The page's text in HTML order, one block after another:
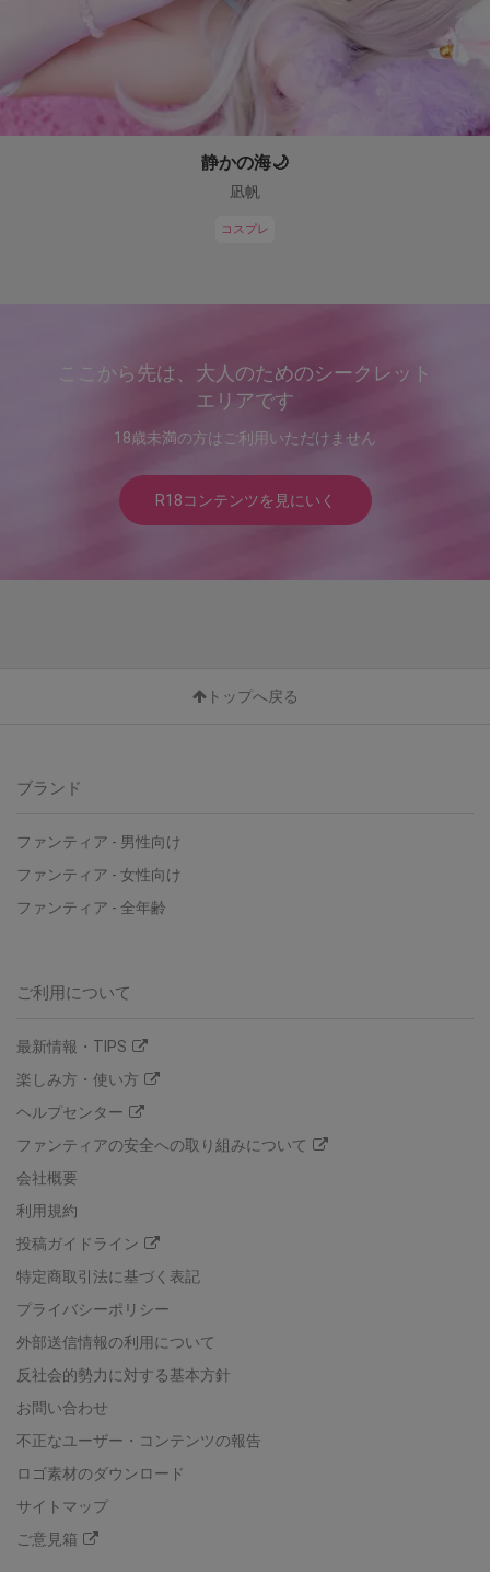
静かの海🌙
凪帆
コスプレ
ここから先は、大人のためのシークレット
エリアです
18歳未満の方はご利用いただけません
R18コンテンツを見にいく
トップへ戻る
ブランド
ファンティア - 男性向け
ファンティア - 女性向け
ファンティア - 全年齢
ご利用について
最新情報・TIPS
楽しみ方・使い方
ヘルプセンター
ファンティアの安全への取り組みについて
会社概要
利用規約
投稿ガイドライン
特定商取引法に基づく表記
プライバシーポリシー
外部送信情報の利用について
反社会的勢力に対する基本方針
お問い合わせ
不正なユーザー・コンテンツの報告
ロゴ素材のダウンロード
サイトマップ
ご意見箱